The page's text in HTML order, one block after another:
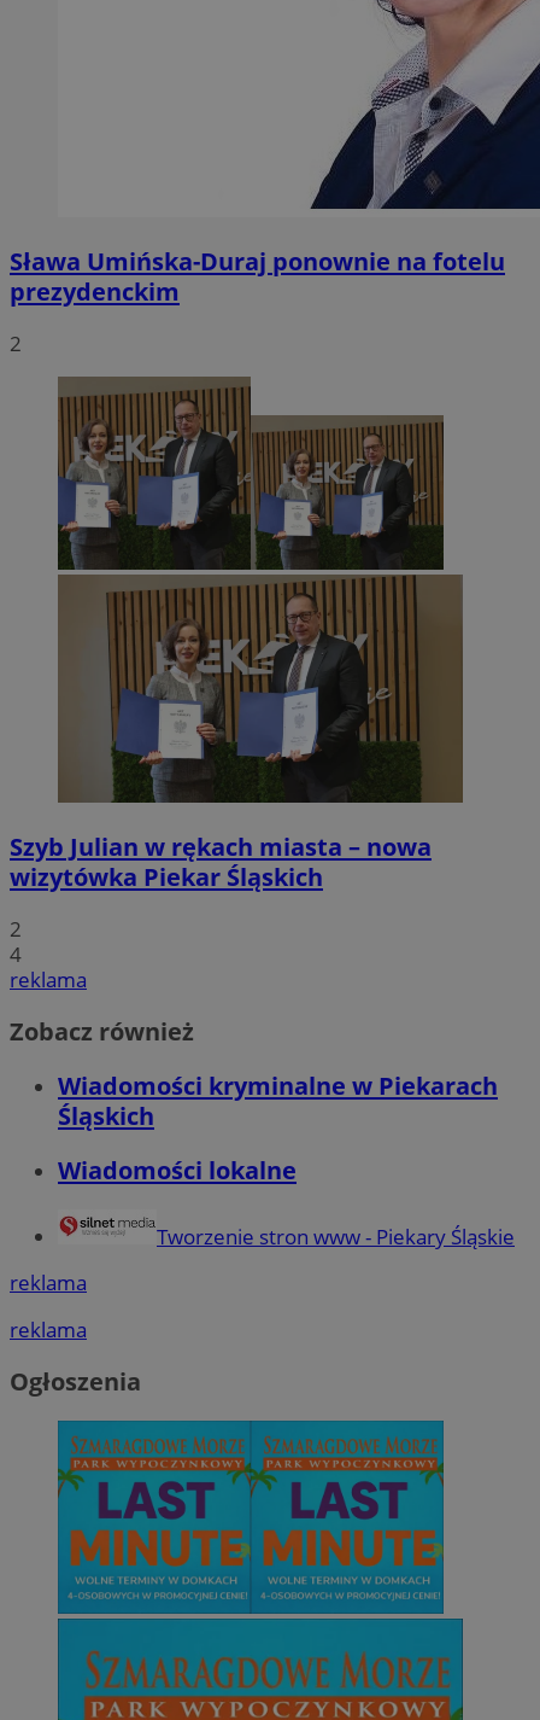
Sława Umińska-Duraj ponownie na fotelu
prezydenckim
2
Szyb Julian w rękach miasta – nowa
wizytówka Piekar Śląskich
2
4
reklama
Zobacz również
Wiadomości kryminalne w Piekarach
Śląskich
Wiadomości lokalne
Tworzenie stron www - Piekary Śląskie
reklama
reklama
Ogłoszenia